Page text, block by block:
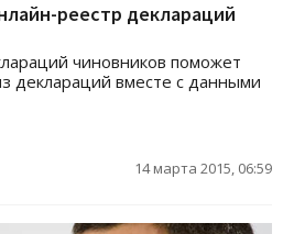
реестр деклараций
чиновников поможет
деклараций вместе с данными
14 марта 2015, 06:59